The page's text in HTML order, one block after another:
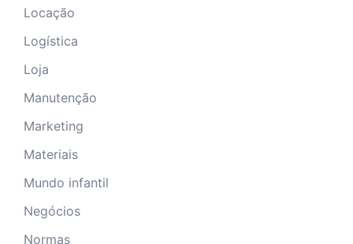
Locação
Logística
Loja
Manutenção
Marketing
Materiais
Mundo infantil
Negócios
Normas